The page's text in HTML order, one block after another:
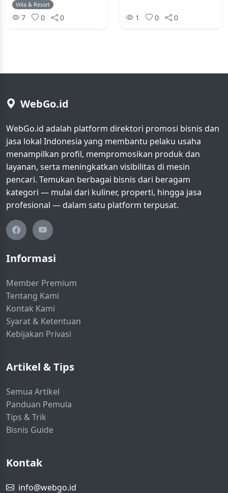
Villa & Resort
7 0 0 1 0 0
WebGo.id
WebGo.id adalah platform direktori promosi bisnis dan
jasa lokal Indonesia yang membantu pelaku usaha
menampilkan profil, mempromosikan produk dan
layanan, serta meningkatkan visibilitas di mesin
pencari. Temukan berbagai bisnis dari beragam
kategori — mulai dari kuliner, properti, hingga jasa
profesional — dalam satu platform terpusat.
Informasi
Member Premium
Tentang Kami
Kontak Kami
Syarat & Ketentuan
Kebijakan Privasi
Artikel & Tips
Semua Artikel
Panduan Pemula
Tips & Trik
Bisnis Guide
Kontak
info@webgo.id